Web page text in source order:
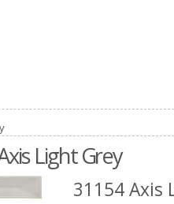
Light Grey
31154 Axis